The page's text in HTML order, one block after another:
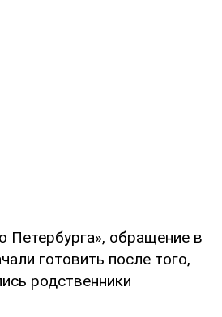
Петербурга», обращение в
готовить после того,
родственники